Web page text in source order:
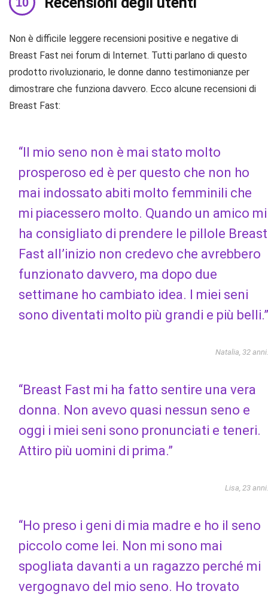
Non è difficile leggere recensioni positive e negative di
Breast Fast nei forum di Internet. Tutti parlano di questo
prodotto rivoluzionario, le donne danno testimonianze per
dimostrare che funziona davvero. Ecco alcune recensioni di
Breast Fast:
“Il mio seno non è mai stato molto
prosperoso ed è per questo che non ho
mai indossato abiti molto femminili che
mi piacessero molto. Quando un amico mi
ha consigliato di prendere le pillole Breast
Fast all’inizio non credevo che avrebbero
funzionato davvero, ma dopo due
settimane ho cambiato idea. I miei seni
sono diventati molto più grandi e più belli.”
Natalia, 32 anni.
“Breast Fast mi ha fatto sentire una vera
donna. Non avevo quasi nessun seno e
oggi i miei seni sono pronunciati e teneri.
Attiro più uomini di prima.”
Lisa, 23 anni.
“Ho preso i geni di mia madre e ho il seno
piccolo come lei. Non mi sono mai
spogliata davanti a un ragazzo perché mi
vergognavo del mio seno. Ho trovato